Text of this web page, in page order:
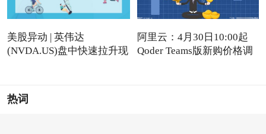
美股异动 | 英伟达
(NVDA.US)盘中快速拉升现
阿里云：4月30日10:00起
Qoder Teams版新购价格调
热词